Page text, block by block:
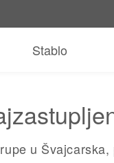
Stablo
u